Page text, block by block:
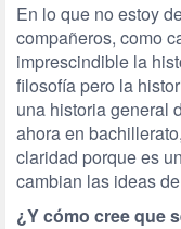
En lo que no estoy
compañeros, como
imprescindible la
filosofía pero la
una historia general
ahora en
claridad porque es
cambian las ideas
¿Y cómo cree que